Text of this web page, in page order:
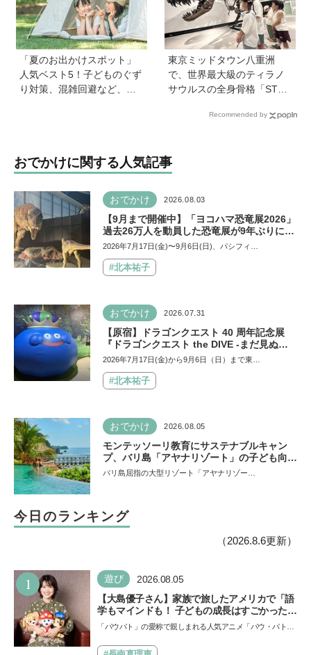
「夏のお出かけスポット」
人気ベスト5！子どものぐず
り対策、混雑回避など、お
東京ミッドタウン八重洲
で、世界最大級のティラノ
サウルスの全身骨格「STA
DS EXPO 2026 ダイナソー
Recommended by
おでかけに関する人気記事
おでかけ 2026.08.03
【9月まで開催中】「ヨコハマ恐竜展2026」
過去26万人を動員した恐竜展が9年ぶりに復
活！ 夏休みのおでかけで楽しむポイントを
2026年7月17日(金)〜9月6日(日)、パシフィ…
#北本祐子
おでかけ 2026.07.31
【原宿】ドラゴンクエスト 40 周年記念展
『ドラゴンクエスト the DIVE -まだ見ぬ冒
険の舞台へ-』が原宿ハラカドに登場！ VR体
楽しめる注目イベント
2026年7月17日(金)から9月6日（日）まで東…
#北本祐子
おでかけ 2026.08.05
モンテッソーリ教育にサステナブルキャン
プ、バリ島「アヤナリゾート」の子ども向け
プログラムが本格的すぎる！ 家族でおすす
バリ島屈指の大型リゾート「アヤナリゾー…
今日のランキング
（2026.8.6更新）
1 遊び 2026.08.05
【大島優子さん】家族で旅したアメリカで「語
学もマインドも！ 子どもの成長はすごかった」
声優をつとめた映画『パウ・パトロール ザ・ダ
できると子どもに知ってほしい
「パウパト」の愛称で親しまれる人気アニメ「パウ・パトロ
ザ…